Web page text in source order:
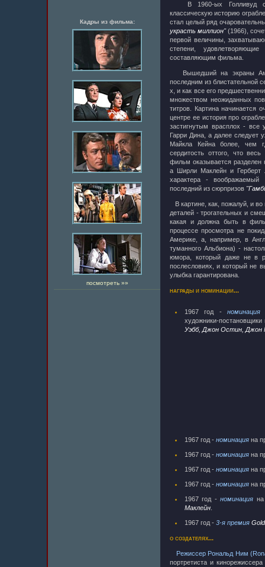
Кадры из фильма:
посмотреть »»
В 1960-ых Голливуд
классическую историю
стал целый ряд
украсть миллион"(1966),
первой величины,
степени,
составляющим фильма.
Вышедший на экраны
последним из
х, и как все его
множеством неожиданных
титров. Картина начинается
центре ее история про
застигнутым врасплох - все
Гарри Дина, а далее следует
Майкла Кейна более, чем
сердитость оттого, что
фильм оказывается
а Ширли Маклейн и Герберт
характера -
последний из сюрпризов
В картине, как, пожалуй, и
деталей - трогательных и
какая и должна быть в
процессе просмотра не
Америке, а, например, в
туманного Альбиона) -
юмора, который даже не в
послесловиях, и который не
улыбка гарантирована.
награды и номинации...
1967 год -номинация
художники-
Уэбб, Джон Остин, Джон
1967 год - номинация на
1967 год - номинация на
1967 год - номинация на
1967 год - номинация на
1967 год -номинация
Маклейн
1967 год - 3-я премия
о создателях...
Режиссер Рональд Ним
портретиста и